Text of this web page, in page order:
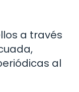
a través
al